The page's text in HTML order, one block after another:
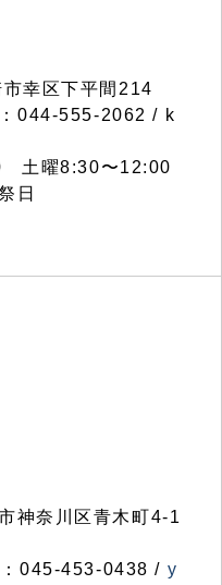
幸区下平間214
044-555-2062 / k
土曜8:30〜12:00
日
神奈川区青木町4-1
045-453-0438 / y